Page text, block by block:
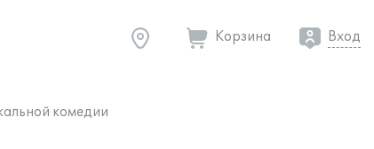
Корзина Вход
комедии